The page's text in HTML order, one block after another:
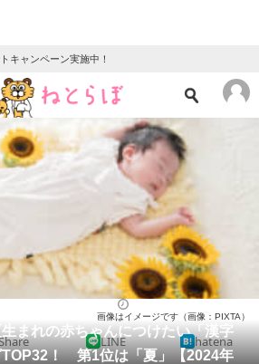
キャンペーン実施中！
ニュース
教育・育児
リサーチ
まれの赤ちゃんにつけたい「漢字
TOP32！ 第1位は「夏」【2024年
画像はイメージです（画像：PIXTA）
LINE hatena